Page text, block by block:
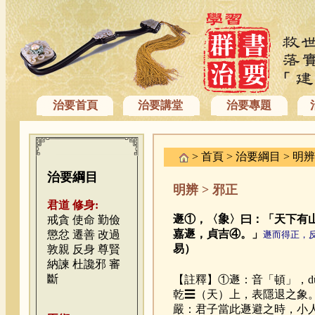
治要首頁 治要講堂 治要專題
治要綱目
君道 修身:
戒貪 使命 勤儉
懲忿 遷善 改過
敦親 反身 尊賢
納諫 杜讒邪 審
斷
> 首頁> 治要綱目 > 明
明辨 > 邪正
遯①，〈𧰼〉曰：「天下有
嘉遯，貞吉④。」 遯而得正，
易）
【註釋】①遯：音「頓」，
乾☰（天）上，表隱退之象
嚴：君子當此遯避之時，小